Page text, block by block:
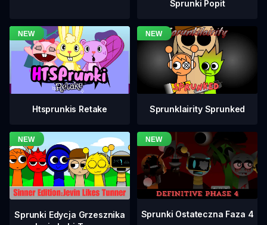
Sprunki Popit
Htsprunkis Retake Sprunklairity Sprunked
Sprunki Edycja Grzesznika
Sprunki Ostateczna Faza 4